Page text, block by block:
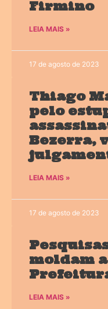
Firmino
LEIA MAIS »
17 de agosto de 2023
Thiago
pelo
Bezerra,
LEIA MAIS »
17 de agosto de 2023
moldam
LEIA MAIS »